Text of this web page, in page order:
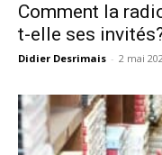
Comment la
t-elle ses
Didier Desrimais - 2 mai